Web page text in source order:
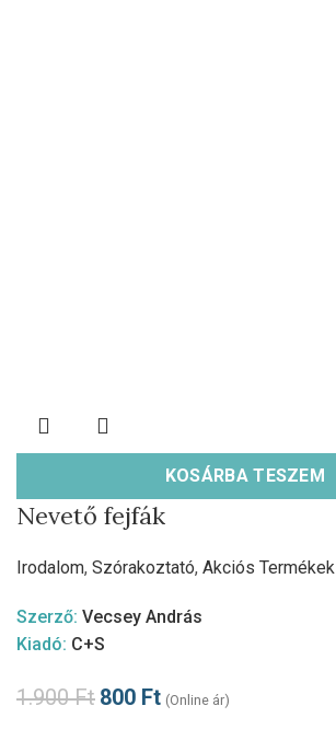
KOSÁRBA TESZEM
Nevető fejfák
Irodalom, Szórakoztató, Akciós Termékek
Szerző: Vecsey András
Kiadó: C+S
1.900Ft 800 Ft (Online ár)